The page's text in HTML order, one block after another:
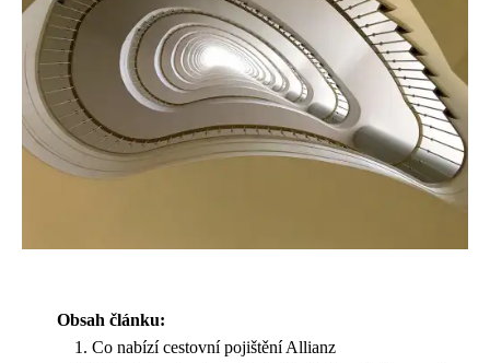
Obsah článku:
Co nabízí cestovní pojištění Allianz